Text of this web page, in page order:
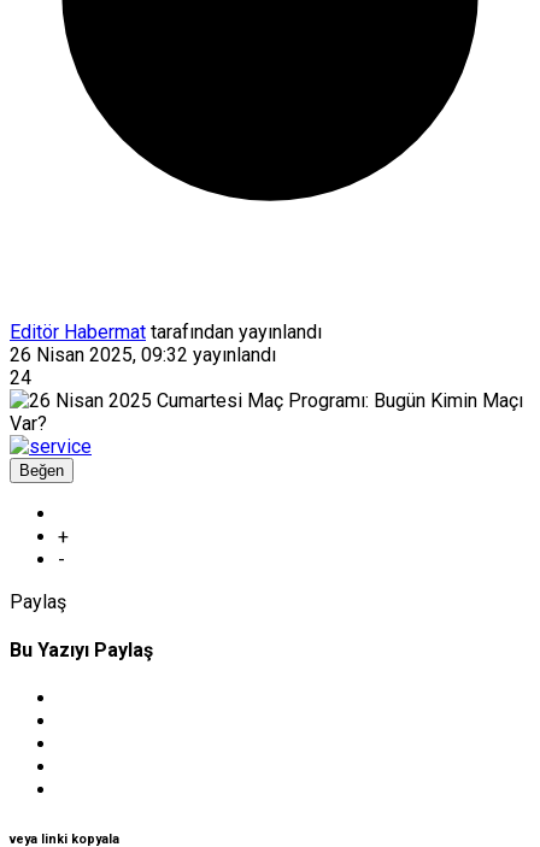
Editör Habermat tarafından yayınlandı
26 Nisan 2025, 09:32 yayınlandı
24
Beğen
+
-
Paylaş
Bu Yazıyı Paylaş
veya linki kopyala